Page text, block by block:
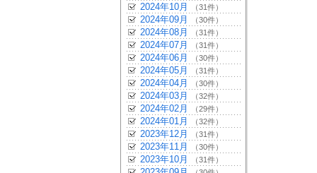
2024年10月 （31件）
2024年09月 （30件）
2024年08月 （31件）
2024年07月 （31件）
2024年06月 （30件）
2024年05月 （31件）
2024年04月 （30件）
2024年03月 （32件）
2024年02月 （29件）
2024年01月 （32件）
2023年12月 （31件）
2023年11月 （30件）
2023年10月 （31件）